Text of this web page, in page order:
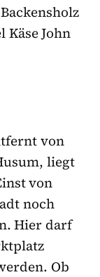
Käse John
von
liegt
von
noch
Hier darf
Ob